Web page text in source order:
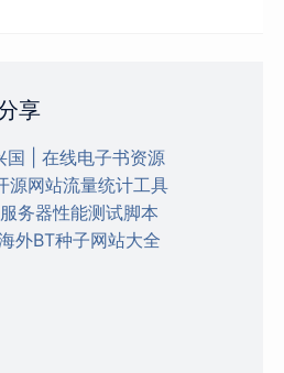
享
| 在线电子书资源
网站流量统计工具
务器性能测试脚本
外BT种子网站大全